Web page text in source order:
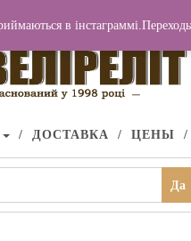
ДОСТАВКА ЦЕНЫ
Да
в